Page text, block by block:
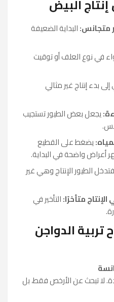
البيض
متجانس:البداية الضعيفة
في نوع العلف أو توقيت
بدء إنتاج غير مثالي
يجعل بعض الطيور تستجيب
يضغط على القطيع
أعراض واضحة في البداية.
فتدخل الطيور الإنتاج وهي غير
متأخرًا:التأخير في
الدواجن
لا تبحث عن الأرخص فقط، بل